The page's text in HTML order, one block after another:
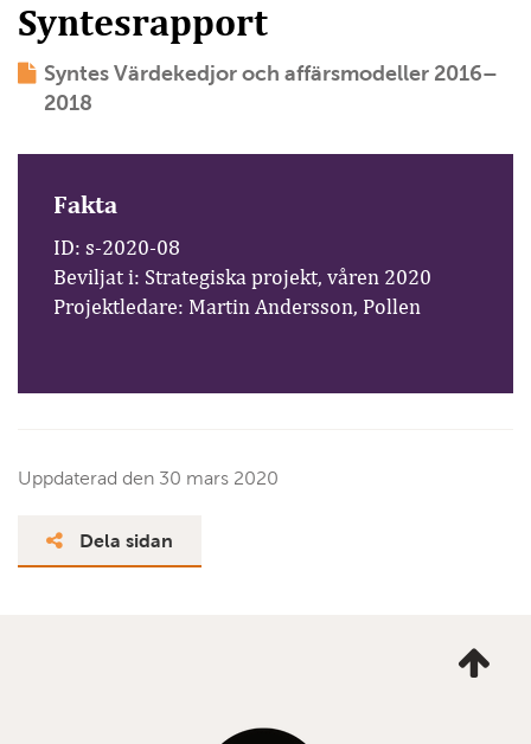
Syntesrapport
Syntes Värdekedjor och affärsmodeller 2016–
2018
Fakta
ID: s-2020-08
Beviljat i: Strategiska projekt, våren 2020
Projektledare: Martin Andersson, Pollen
Uppdaterad den 30 mars 2020
Dela sidan
mig